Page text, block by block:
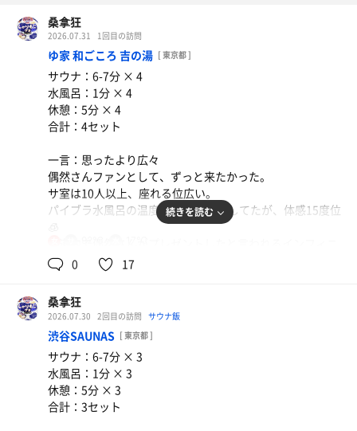
桑拿狂
2026.07.31 1回目の訪問
ゆ家 和ごころ 吉の湯 [ 東京都 ]
サウナ：6-7分 × 4
水風呂：1分 × 4
休憩：5分 × 4
合計：4セット
一言：思ったより広々
偶然さんファンとして、ずっと来たかった。
サ室は10人以上、座れる位広い。
パイブラ水風呂の温度計は20度を示してたが、体感15度位
ティチェアでととのった👼🪽
タナカカツキさんのタオルも買ってしまった💰️
続きを読む
0 17
桑拿狂
2026.07.30 2回目の訪問 サウナ飯
渋谷SAUNAS [ 東京都 ]
サウナ：6-7分 × 3
水風呂：1分 × 3
休憩：5分 × 3
合計：3セット